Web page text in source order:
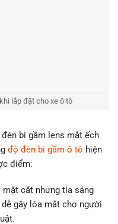
lắp đặt cho xe ô tô
bi gầm lens mắt ếch
độ đèn bi gầm ô tô hiện
điểm:
mặt cắt nhưng tia sáng
gây lóa mắt cho người